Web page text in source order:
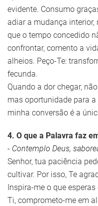
evidente. Consumo
adiar a mudança interior,
que o tempo concedido
confrontar, comento a
alheios. Peço-Te:
fecunda.
Quando a dor chegar,
mas oportunidade para
minha conversão é a
4. O que a Palavra faz
- Contemplo Deus,
Senhor, tua paciência
cultivar. Por isso, Te
Inspira-me o que
Ti, comprometo-me em